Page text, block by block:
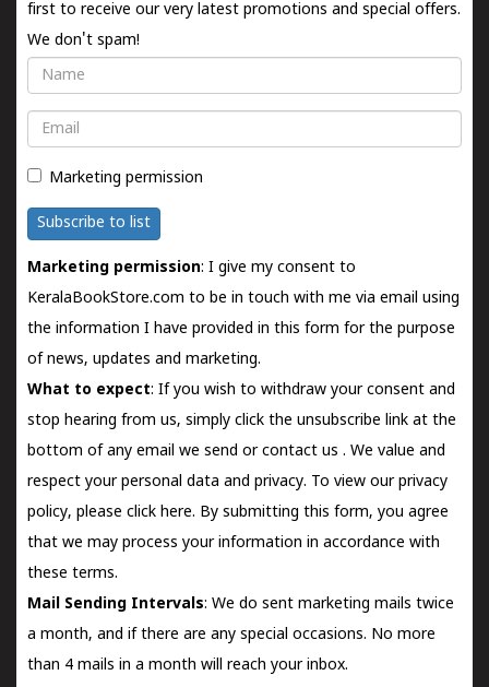
first to receive our very latest promotions and special offers.
We don't spam!
Name
Email
Marketing permission
Subscribe to list
Marketing permission: I give my consent to
KeralaBookStore.com to be in touch with me via email using
the information I have provided in this form for the purpose
of news, updates and marketing.
What to expect: If you wish to withdraw your consent and
stop hearing from us, simply click the unsubscribe link at the
bottom of any email we send orcontact us . We value and
respect your personal data and privacy. To view our privacy
policy, please click here. By submitting this form, you agree
that we may process your information in accordance with
these terms.
Mail Sending Intervals: We do sent marketing mails twice
a month, and if there are any special occasions. No more
than 4 mails in a month will reach your inbox.